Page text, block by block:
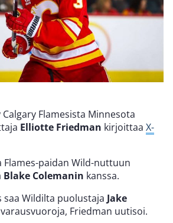
Flamesista Minnesota
Elliotte Friedman kirjoittaa X-
Flames-paidan Wild-nuttuun
Blake Colemanin kanssa.
saa Wildilta puolustaja Jake
Friedman uutisoi.